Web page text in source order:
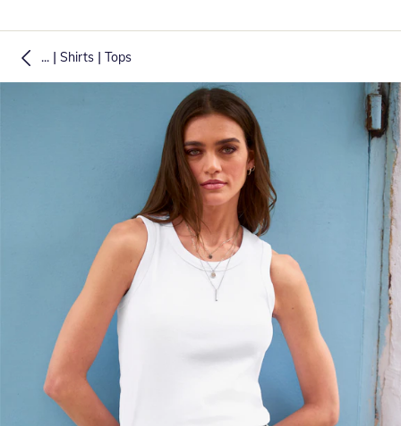
... | Shirts | Tops